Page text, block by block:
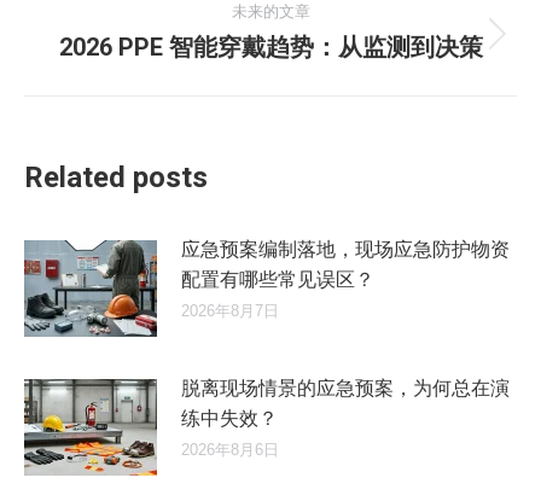
航
文
章：
未来的文章
未
2026 PPE 智能穿戴趋势：从监测到决策
Related posts
应急预案编制落地，现场应急防护物资
配置有哪些常见误区？
2026年8月7日
脱离现场情景的应急预案，为何总在演
练中失效？
2026年8月6日